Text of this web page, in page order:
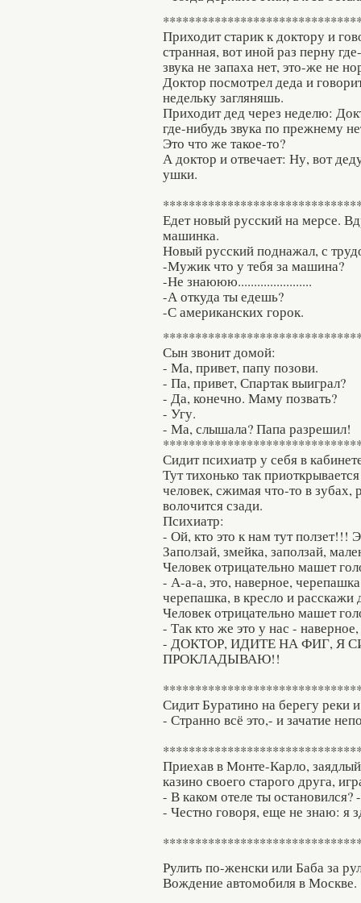
Приходит старик к доктору и
странная, вот иной раз перну
звука не запаха нет, это-же не
Доктор посмотрел деда и
недельку загляняшь.
Приходит дед через неделю:
где-нибудь звука по прежнему
Это что же такое-то?
А доктор и отвечает: Ну, вот
ушки.
Едет новый русский на мерсе.
машинка.
Новый русский поднажал, с
-Мужик что у тебя за машина?
-Не знаююю.......................
-А откуда ты едешь?
-С американских горок.
Сын звонит домой:
- Ма, привет, папу позови.
- Па, привет, Спартак выиграл?
- Да, конечно. Маму позвать?
- Угу.
- Ма, слышала? Папа разрешил!
Сидит психиатр у себя в
Тут тихонько так
человек, сжимая что-то в
волочится сзади.
Психиатр:
- Ой, кто это к нам тут ползет!!!
Заползай, змейка, заползай,
Человек отрицательно машет
- А-а-а, это, наверное,
черепашка, в кресло и расскажи
Человек отрицательно машет
- Так кто же это у нас -
- ДОКТОР, ИДИТЕ НА ФИГ, Я
ПРОКЛАДЫВАЮ!!
Сидит Буратино на берегу реки
- Странно всё это,- и зачатие
Приехав в Монте-Карло,
казино своего старого друга,
- В каком отеле ты остановился?
- Честно говоря, еще не знаю: я
Рулить по-женски или Баба за
Вождение автомобиля в Москве.